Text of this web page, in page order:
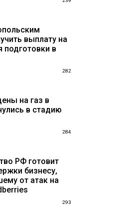
выплату на
подготовки в
282
на газ в
в стадию
284
РФ готовит
бизнесу,
от атак на
293